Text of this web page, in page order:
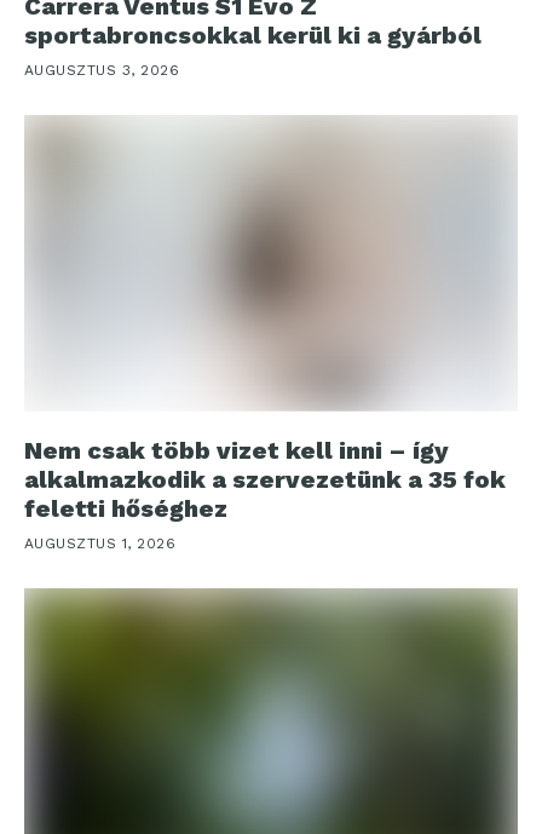
Carrera Ventus S1 Evo Z
sportabroncsokkal kerül ki a gyárból
AUGUSZTUS 3, 2026
Nem csak több vizet kell inni – így
alkalmazkodik a szervezetünk a 35 fok
feletti hőséghez
AUGUSZTUS 1, 2026